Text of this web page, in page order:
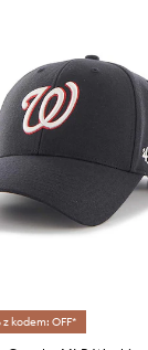
kodem: OFF*